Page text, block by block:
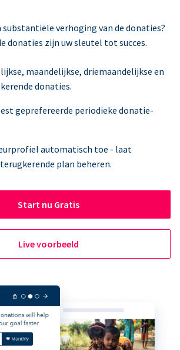
substantiële verhoging van de donaties?
donaties zijn uw sleutel tot succes.
maandelijkse, driemaandelijkse en
donaties.
geprefereerde periodieke donatie-
automatisch toe - laat
plan beheren.
Start nu Gratis
Live voorbeeld